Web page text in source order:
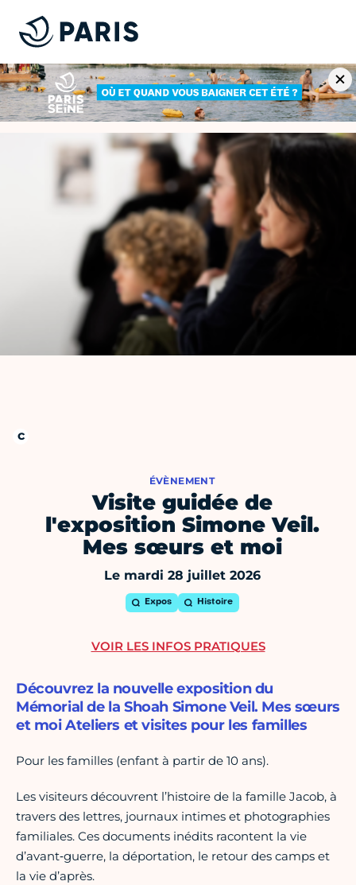
ÉVÈNEMENT
Visite guidée de
l'exposition Simone Veil.
Mes sœurs et moi
Le mardi 28 juillet 2026
Expos Histoire
Découvrez la nouvelle exposition du
Mémorial de la Shoah Simone Veil. Mes sœurs
et moi Ateliers et visites pour les familles
Pour les familles (enfant à partir de 10 ans).
Les visiteurs découvrent l’histoire de la famille Jacob, à
travers des lettres, journaux intimes et photographies
familiales. Ces documents inédits racontent la vie
d’avant‑guerre, la déportation, le retour des camps et
la vie d’après.
VOIR LES INFOS PRATIQUES